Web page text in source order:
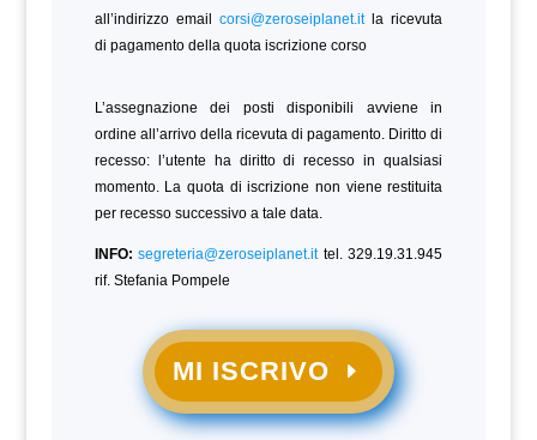
all’indirizzo email corsi@zeroseiplanet.itla ricevuta
di pagamento della quota iscrizione corso
L’assegnazione dei posti disponibili avviene in
ordine all’arrivo della ricevuta di pagamento. Diritto di
recesso: l’utente ha diritto di recesso in qualsiasi
momento. La quota di iscrizione non viene restituita
per recesso successivo a tale data.
INFO: segreteria@zeroseiplanet.ittel. 329.19.31.945
rif. Stefania Pompele
MI ISCRIVO